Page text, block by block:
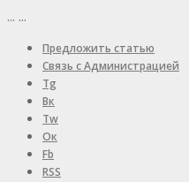
... ...
Предложить статью
Связь с Администрацией
Tg
Вк
Tw
Ок
Fb
RSS